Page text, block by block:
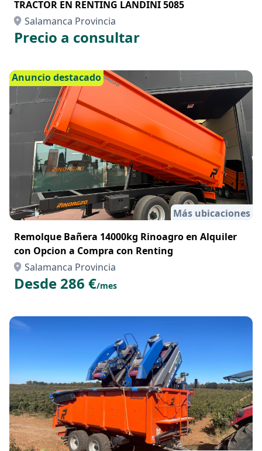
TRACTOR EN RENTING LANDINI 5085
Salamanca Provincia
Precio a consultar
Anuncio destacado
Más ubicaciones
Remolque Bañera 14000kg Rinoagro en Alquiler
con Opcion a Compra con Renting
Salamanca Provincia
Desde 286 €/mes